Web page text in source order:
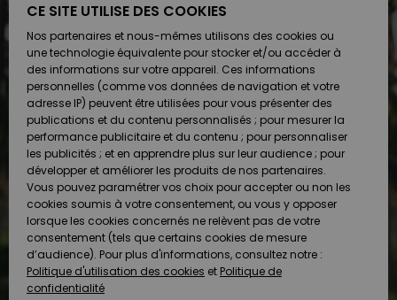
Chaussures
& Tongs
Surf
Snow
Nouveautés
Chaussures
& Tongs
Surf
Snow
Nouveautés
FEMME
A
Découvrir
Snow
SURF
Surf
Shop
Enfant
Highlights
Communauté
SNOW
Snow
Shop
Enfant
Snow
Shop
Femme
A
Découvrir
Communauté
OUTLET
Enfant
Outlet
Femme
AIDE &
CONTACT
Retours
Paiement
Carte
Cadeau
Quiksilver
Freedom
Protection
des
MAGASINS
CE SITE UTILISE DES COOKIES
Nos partenaires et nous-mêmes utilisons des cookies ou
une technologie équivalente pour stocker et/ou accéder à
des informations sur votre appareil. Ces informations
personnelles (comme vos données de navigation et votre
adresse IP) peuvent être utilisées pour vous présenter des
publications et du contenu personnalisés ; pour mesurer la
performance publicitaire et du contenu ; pour personnaliser
les publicités ; et en apprendre plus sur leur audience ; pour
développer et améliorer les produits de nos partenaires.
Vous pouvez paramétrer vos choix pour accepter ou non les
cookies soumis à votre consentement, ou vous y opposer
lorsque les cookies concernés ne relèvent pas de votre
consentement (tels que certains cookies de mesure
d’audience). Pour plus d'informations, consultez notre :
Politique d'utilisation des cookies et Politique de
confidentialité